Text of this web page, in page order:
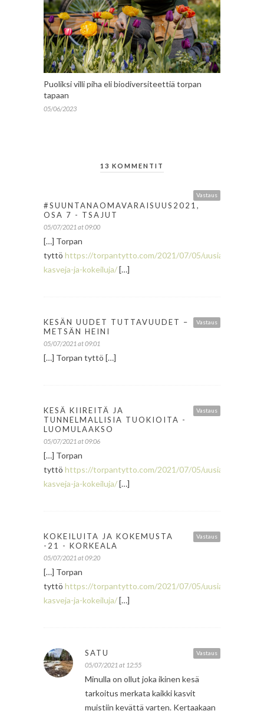
Puoliksi villi piha eli biodiversiteettiä torpan
tapaan
05/06/2023
13 KOMMENTIT
Vastaus
#SUUNTANAOMAVARAISUUS2021,
OSA 7 - TSAJUT
05/07/2021 at 09:00
[…] Torpan
tyttö https://torpantytto.com/2021/07/05/uusia-
kasveja-ja-kokeiluja/[…]
Vastaus
KESÄN UUDET TUTTAVUUDET –
METSÄN HEINI
05/07/2021 at 09:01
[…] Torpan tyttö […]
Vastaus
KESÄ KIIREITÄ JA
TUNNELMALLISIA TUOKIOITA -
LUOMULAAKSO
05/07/2021 at 09:06
[…] Torpan
tyttö https://torpantytto.com/2021/07/05/uusia-
kasveja-ja-kokeiluja/[…]
Vastaus
KOKEILUITA JA KOKEMUSTA
-21 - KORKEALA
05/07/2021 at 09:20
[…] Torpan
tyttö https://torpantytto.com/2021/07/05/uusia-
kasveja-ja-kokeiluja/[…]
Vastaus
SATU
05/07/2021 at 12:55
Minulla on ollut joka ikinen kesä
tarkoitus merkata kaikki kasvit
muistiin kevättä varten. Kertaakaan